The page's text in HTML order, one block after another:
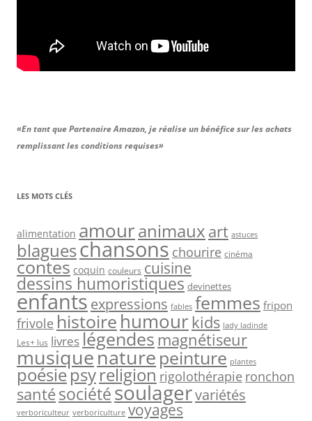
«En tant que Partenaire Amazon, je réalise un bénéfice sur les achats
remplissant les conditions requises»
LES MOTS CLÉS
alimentation amouranimaux art astuces
blagueschansons chourire cinéma
contes coquin couleurs cuisine
dessins humoristiques devinettes
enfantsexpressions fables femmes fripon
frivole histoire humour kids lady ladinde
Les+ lus livreslégendes magnétiseur
musiquenature peinture plantes
poésiepsyreligion rigolothérapie ronchon
santésociétésoulagervariétés
verboriculteur verboriculture voyages